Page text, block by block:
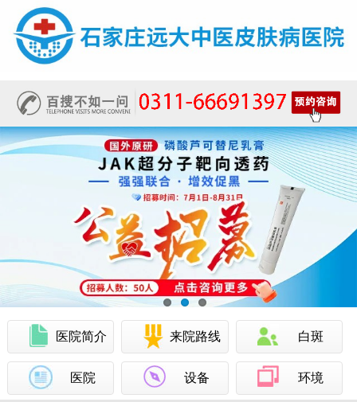
医院简介 来院路线 白斑
医院 设备 环境